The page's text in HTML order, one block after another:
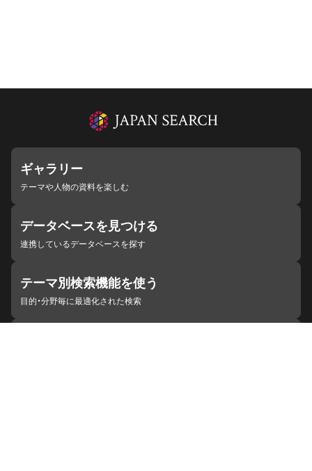
ギャラリー
テーマや人物の資料を楽しむ
データベースを見つける
連携しているデータベースを探す
テーマ別検索機能を使う
目的・分野毎に最適化された検索